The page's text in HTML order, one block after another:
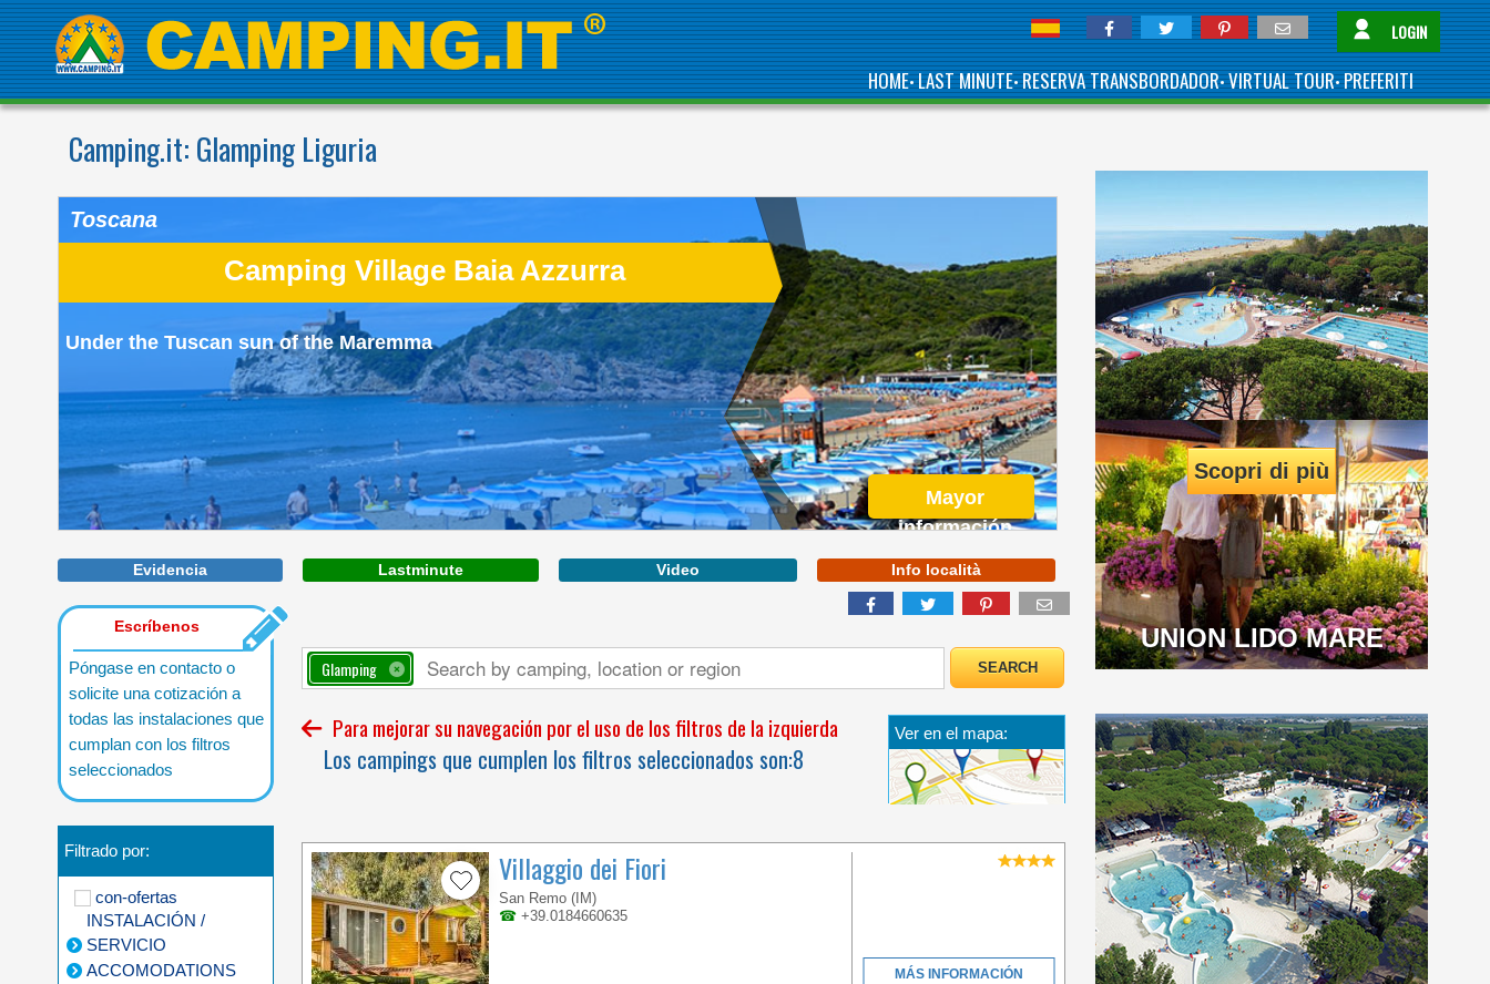
LOGIN
HOME•LAST MINUTE•RESERVA TRANSBORDADOR•VIRTUAL TOUR•PREFERITI
Camping.it: Glamping Liguria
Camping Village Baia Azzurra
Toscana
Under the Tuscan sun of the Maremma
Mayor
información
Evidencia Lastminute Video Info località
Escríbenos
Póngase en contacto o
solicite una cotización a
todas las instalaciones que
cumplan con los filtros
seleccionados
Filtrado por:
con-ofertas
INSTALACIÓN /
SERVICIO
ACCOMODATIONS
Glamping
Para mejorar su navegación por el uso de los filtros de la izquierda
Los campings que cumplen los filtros seleccionados son:8
Ver en el mapa:
Villaggio dei Fiori
San Remo (IM)
☎ +39.0184660635
MÁS INFORMACIÓN
FIRST 5 STAR CAMPING
UNION LIDO MARE
Scopri di più
WELCOME TO THE
FIRST 5 STAR CAMPING
IN ITALY